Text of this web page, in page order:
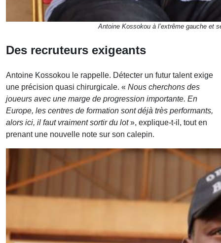
Antoine Kossokou à l’extrême gauche et
Des recruteurs exigeants
Antoine Kossokou le rappelle. Détecter un futur talent exige
une précision quasi chirurgicale. « Nous cherchons des
joueurs avec une marge de progression importante. En
Europe, les centres de formation sont déjà très performants,
alors ici, il faut vraiment sortir du lot», explique-t-il, tout en
prenant une nouvelle note sur son calepin.